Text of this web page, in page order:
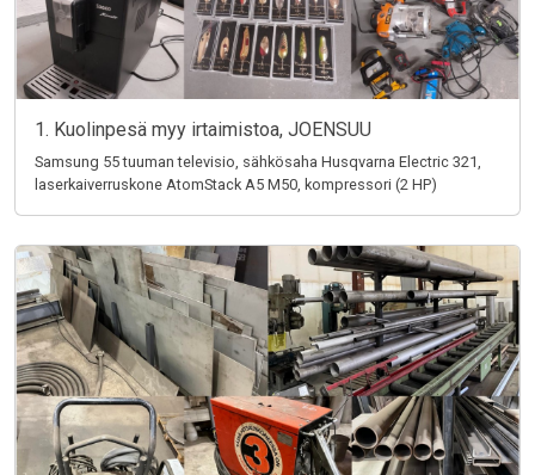
1. Kuolinpesä myy irtaimistoa, JOENSUU
Samsung 55 tuuman televisio, sähkösaha Husqvarna Electric 321,
laserkaiverruskone AtomStack A5 M50, kompressori (2 HP)